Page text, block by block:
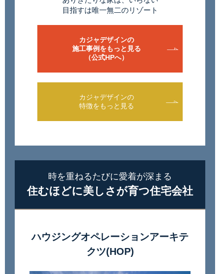
目指すは唯一無二のリゾート
カジャデザインの
施工事例をもっと見る
（公式HPへ）
カジャデザインの
特徴をもっと見る
時を重ねるたびに愛着が深まる
住むほどに美しさが育つ住宅会社
ハウジングオペレーションアーキテ
クツ(HOP)